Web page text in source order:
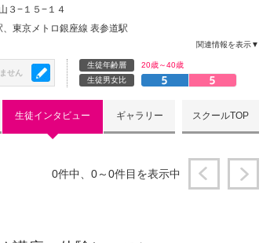
３−１５−１４
東京メトロ銀座線 表参道駅
関連情報を表示▼
せん
生徒年齢層
20歳～40歳
生徒男女比
生徒インタビュー ギャラリー スクールTOP
0件中、0～0件目を表示中